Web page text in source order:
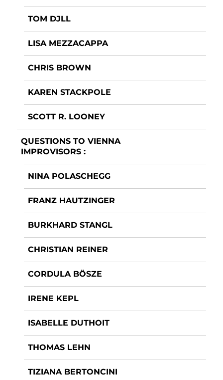
TOM DJLL
LISA MEZZACAPPA
CHRIS BROWN
KAREN STACKPOLE
SCOTT R. LOONEY
QUESTIONS TO VIENNA
IMPROVISORS :
NINA POLASCHEGG
FRANZ HAUTZINGER
BURKHARD STANGL
CHRISTIAN REINER
CORDULA BÖSZE
IRENE KEPL
ISABELLE DUTHOIT
THOMAS LEHN
TIZIANA BERTONCINI